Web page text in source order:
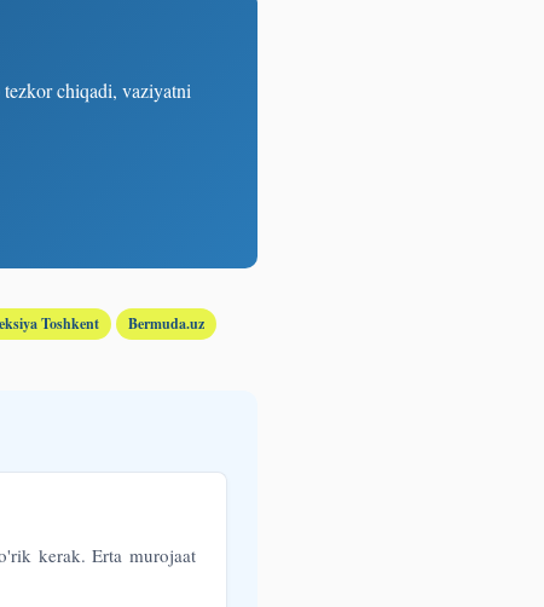
chiqadi, vaziyatni
Toshkent Bermuda.uz
kerak. Erta murojaat